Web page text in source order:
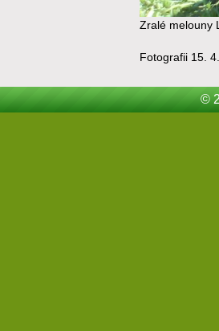
Zralé melouny
Fotografii 15.
©